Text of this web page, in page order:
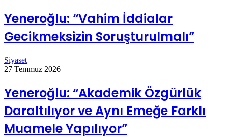
Yeneroğlu: “Vahim İddialar
Gecikmeksizin Soruşturulmalı”
Siyaset
27 Temmuz 2026
Yeneroğlu: “Akademik Özgürlük
Daraltılıyor ve Aynı Emeğe Farklı
Muamele Yapılıyor”